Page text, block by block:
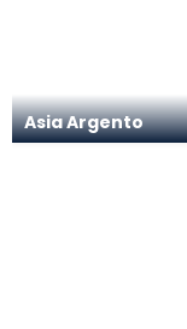
Asia Argento